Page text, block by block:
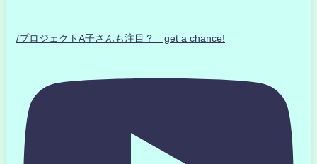
/プロジェクトA子さんも注目？ get a chance!